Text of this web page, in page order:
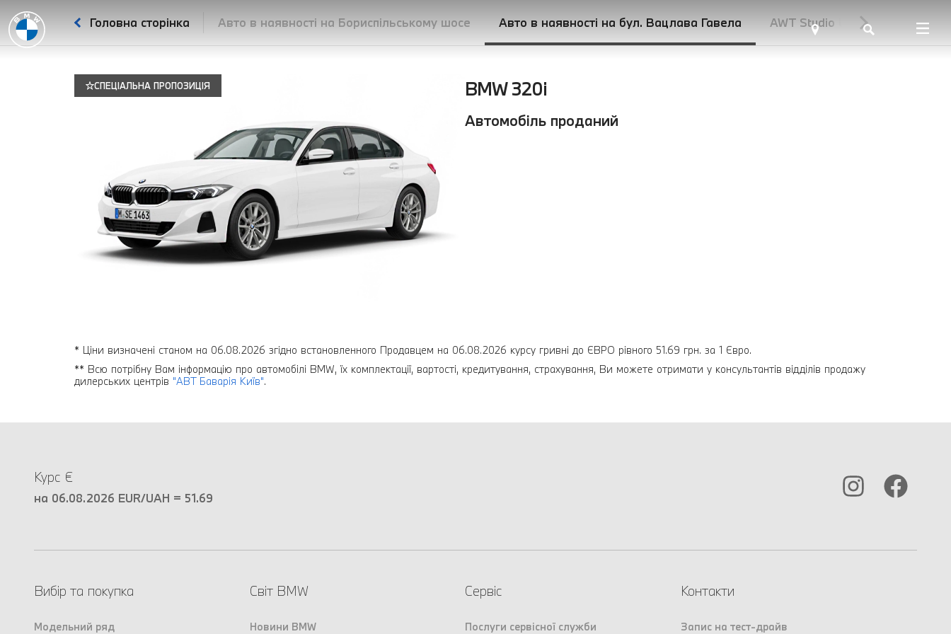
Головна сторінка Авто в наявності на Бориспільському шосе Авто в наявності на бул. Вацлава Гавела AWT Studio UNIT.City
СПЕЦІАЛЬНА ПРОПОЗИЦІЯ BMW 320і
Автомобіль проданий
* Ціни визначені станом на 06.08.2026 згідно встановленного Продавцем на 06.08.2026 курсу гривні до ЄВРО рівного 51.69 грн. за 1 Євро.
** Всю потрібну Вам інформацію про автомобілі BMW, їх комплектації, вартості, кредитування, страхування, Ви можете отримати у консультантів відділів продажу
дилерських центрів "АВТ Баварія Київ".
Курс €
на 06.08.2026 EUR/UAH = 51.69
Вибір та покупка
Модельний ряд
Світ BMW
Новини BMW
Сервіс
Послуги сервісної служби
Контакти
Запис на тест-драйв